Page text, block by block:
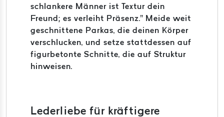
schlankere Männer ist Textur dein
Freund; es verleiht Präsenz." Meide weit
geschnittene Parkas, die deinen Körper
verschlucken, und setze stattdessen auf
figurbetonte Schnitte, die auf Struktur
hinweisen.
Lederliebe für kräftigere